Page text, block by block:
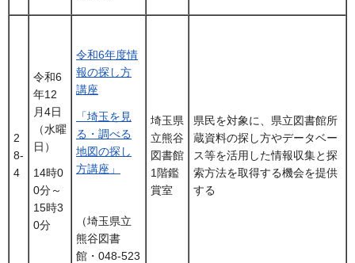
2
8-
4
令和6
年12
月4日
（水曜
日）
14時0
0分～
15時3
0分
令和6年度情
報の探し方
講座
「埼玉を見
る・調べる
地図の探し
方講座」
（埼玉県立
熊谷図書
館・048-523
埼玉県
立熊谷
図書館
1階鑑
賞室
県民を対象に、県立図書館所
蔵資料の探し方やデータベー
ス等を活用した情報収集と探
索方法を取得する機会を提供
する